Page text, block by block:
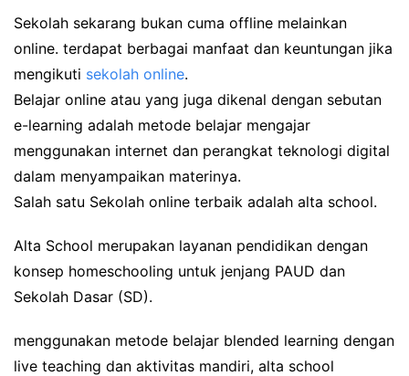
Sekolah sekarang bukan cuma offline melainkan
online. terdapat berbagai manfaat dan keuntungan jika
mengikuti sekolah online.
Belajar online atau yang juga dikenal dengan sebutan
e-learning adalah metode belajar mengajar
menggunakan internet dan perangkat teknologi digital
dalam menyampaikan materinya.
Salah satu Sekolah online terbaik adalah alta school.
Alta School merupakan layanan pendidikan dengan
konsep homeschooling untuk jenjang PAUD dan
Sekolah Dasar (SD).
menggunakan metode belajar blended learning dengan
live teaching dan aktivitas mandiri, alta school